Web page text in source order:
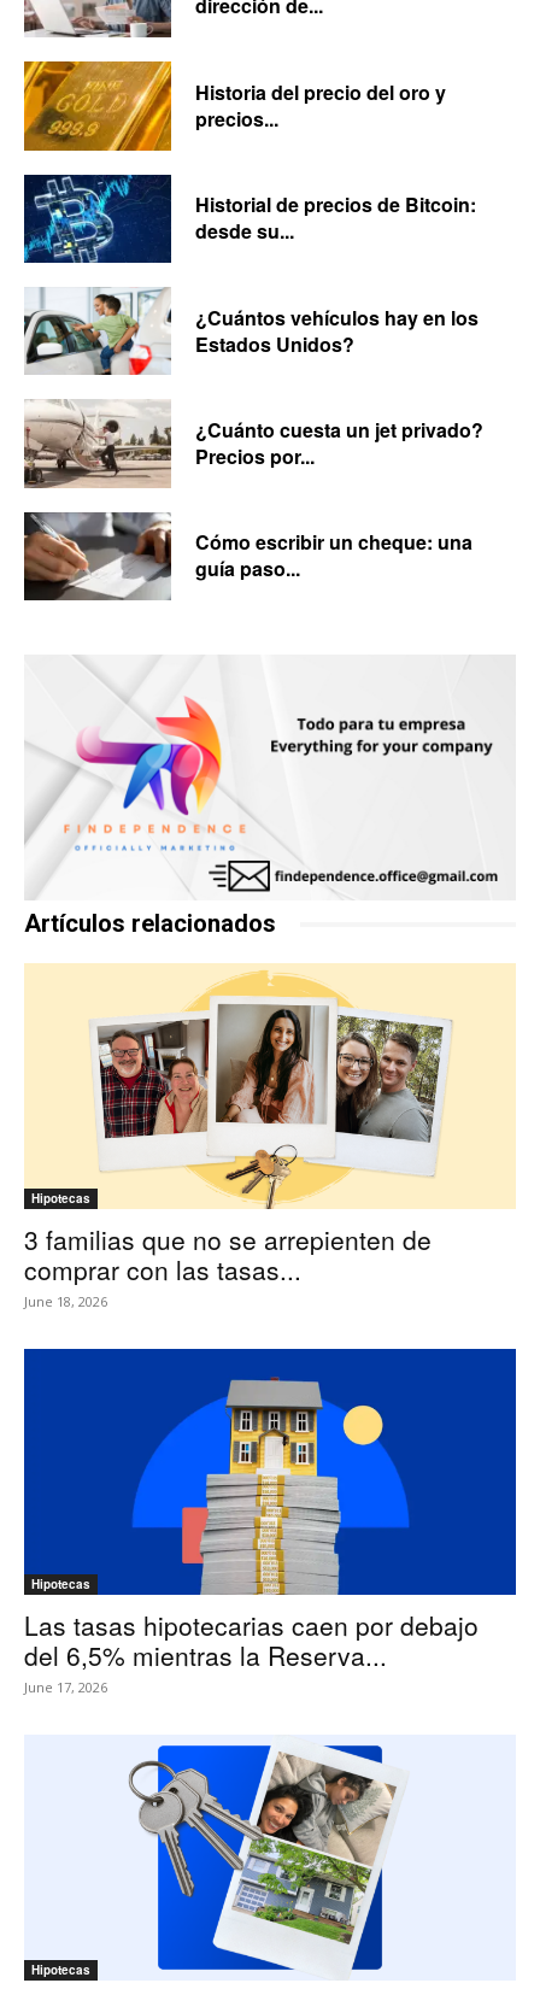
dirección de...
Historia del precio del oro y
precios...
Historial de precios de Bitcoin:
desde su...
¿Cuántos vehículos hay en los
Estados Unidos?
¿Cuánto cuesta un jet privado?
Precios por...
Cómo escribir un cheque: una
guía paso...
Artículos relacionados
Hipotecas
3 familias que no se arrepienten de
comprar con las tasas...
June 18, 2026
Hipotecas
Las tasas hipotecarias caen por debajo
del 6,5% mientras la Reserva...
June 17, 2026
Hipotecas